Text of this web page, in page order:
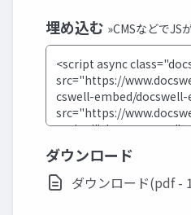
埋め込む »CMSなどでJS
ダウンロード
ダウンロード(pdf -